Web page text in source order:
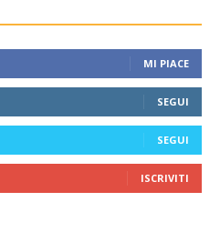
MI PIACE
SEGUI
SEGUI
ISCRIVITI